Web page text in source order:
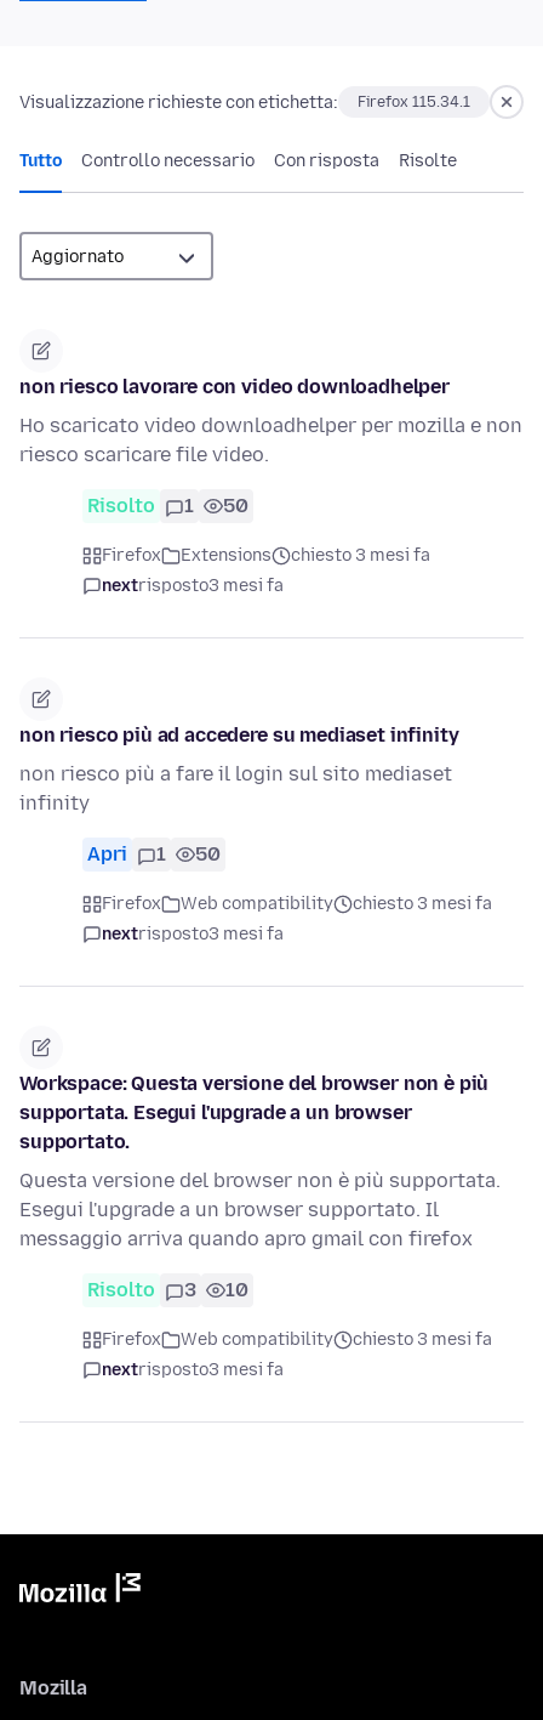
Visualizzazione richieste con etichetta: Firefox 115.34.1
Tutto Controllo necessario Con risposta Risolte
non riesco lavorare con video downloadhelper
Ho scaricato video downloadhelper per mozilla e non
riesco scaricare file video.
Risolto 1 50
Firefox Extensions
chiesto 3 mesi fa
nextrisposto3 mesi fa
non riesco più ad accedere su mediaset infinity
non riesco più a fare il login sul sito mediaset
infinity
Apri 1 50
Firefox Web compatibility
chiesto 3 mesi fa
nextrisposto3 mesi fa
Workspace: Questa versione del browser non è più
supportata. Esegui l'upgrade a un browser
supportato.
Questa versione del browser non è più supportata.
Esegui l'upgrade a un browser supportato. Il
messaggio arriva quando apro gmail con firefox
Risolto 3 10
Firefox Web compatibility
chiesto 3 mesi fa
nextrisposto3 mesi fa
Mozilla